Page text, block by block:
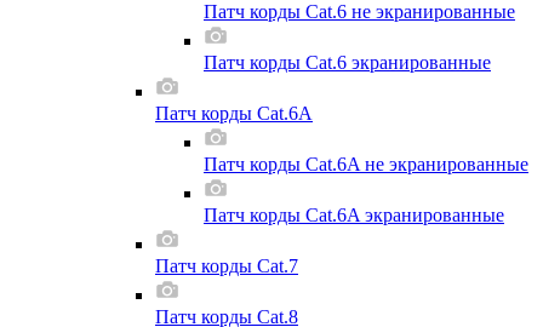
Патч корды Cat.6 не экранированные
Патч корды Cat.6 экранированные
Патч корды Cat.6A
Патч корды Cat.6A не экранированные
Патч корды Cat.6A экранированные
Патч корды Cat.7
Патч корды Cat.8